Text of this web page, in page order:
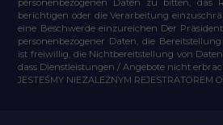
berichtigen oder die Verarbeitung
eine Beschwerde einzureichen Der
personenbezogener Daten, die
ist freiwillig, die Nichtbereitstellung von
dass Dienstleistungen / Angebote nicht
JESTEŚMY NIEZALEŻNYM REJESTRATOREM